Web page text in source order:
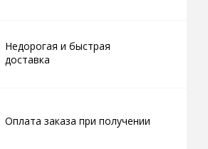
Недорогая и быстрая
доставка
Оплата заказа при получении